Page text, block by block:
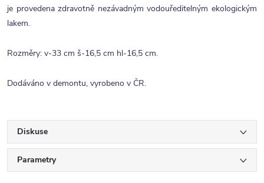
je provedena zdravotně nezávadným vodouředitelným ekologickým
lakem.
Rozměry: v-33 cm š-16,5 cm hl-16,5 cm.
Dodáváno v demontu, vyrobeno v ČR.
Diskuse
Parametry